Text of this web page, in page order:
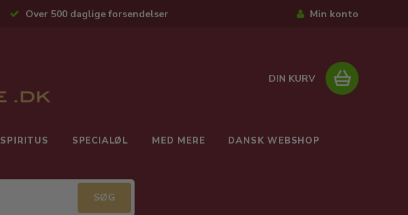
Over 500 daglige forsendelser Min konto
DIN KURV
SPIRITUS SPECIALØL MED MERE DANSK WEBSHOP